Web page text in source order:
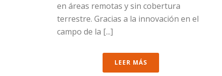
en áreas remotas y sin cobertura
terrestre. Gracias a la innovación en el
campo de la [...]
LEER MÁS